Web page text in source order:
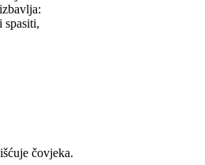
spasiti,
čovjeka.